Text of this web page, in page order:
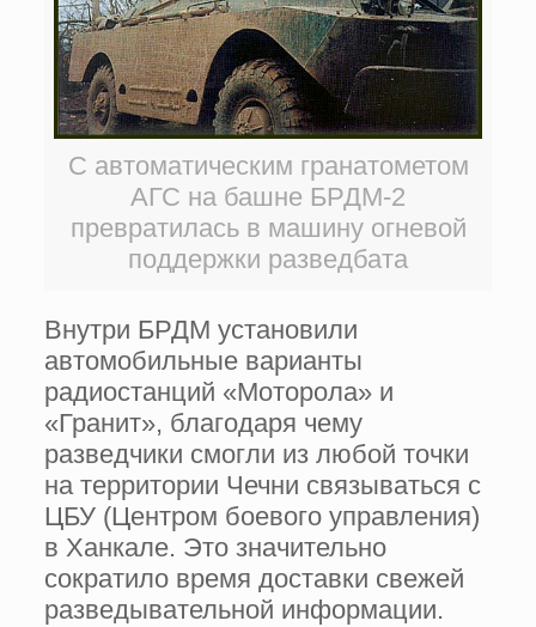
С автоматическим гранатометом
АГС на башне БРДМ-2
превратилась в машину огневой
поддержки разведбата
Внутри БРДМ установили
автомобильные варианты
радиостанций «Моторола» и
«Гранит», благодаря чему
разведчики смогли из любой точки
на территории Чечни связываться с
ЦБУ (Центром боевого управления)
в Ханкале. Это значительно
сократило время доставки свежей
разведывательной информации.